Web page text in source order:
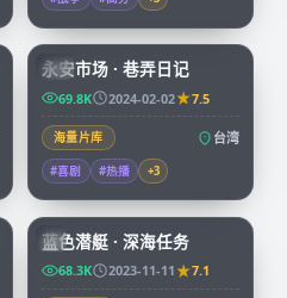
TW
永安市场 · 巷弄日记
69.8K 2024-02-02 7.5
海量片库 台湾
#喜剧 #热播 +3
JP
45:53
蓝色潜艇 · 深海任务
68.3K 2023-11-11 7.1